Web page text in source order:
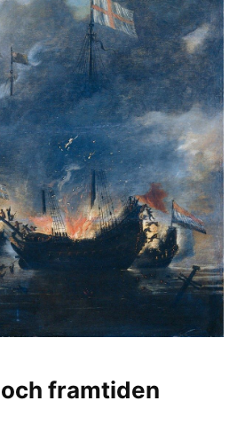
framtiden